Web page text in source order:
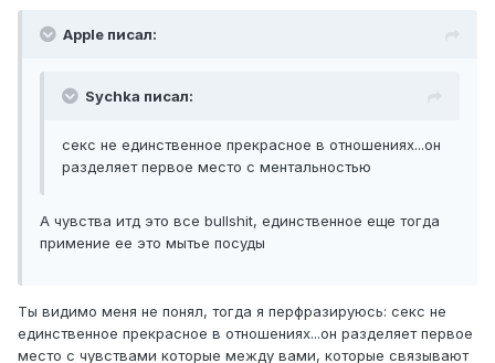
Apple писал:
Sychka писал:
секс не единственное прекрасное в отношениях...он
разделяет первое место с ментальностью
А чувства итд это все bullshit, единственное еще тогда
примение ее это мытье посуды
Ты видимо меня не понял, тогда я перфразируюсь: секс не
единственное прекрасное в отношениях...он разделяет первое
место с чувствами которые между вами, которые связывают